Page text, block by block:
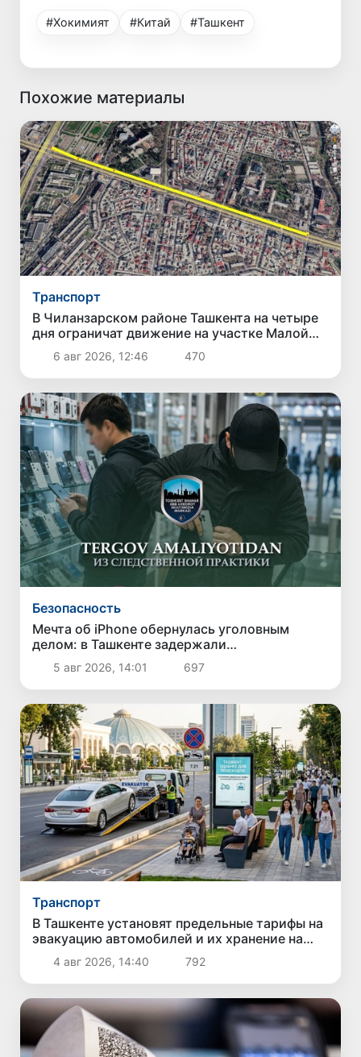
#Хокимият #Китай #Ташкент
Похожие материалы
Транспорт
В Чиланзарском районе Ташкента на четыре
дня ограничат движение на участке Малой
кольцевой дороги
6 авг 2026, 12:46 470
Безопасность
Мечта об iPhone обернулась уголовным
делом: в Ташкенте задержали
подозреваемого в краже дорогого
смартфона
5 авг 2026, 14:01 697
Транспорт
В Ташкенте установят предельные тарифы на
эвакуацию автомобилей и их хранение на
штрафстоянках
4 авг 2026, 14:40 792